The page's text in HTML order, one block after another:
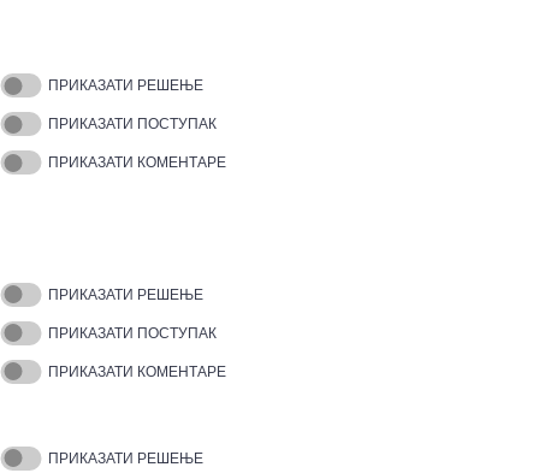
ПРИКАЗАТИ РЕШЕЊЕ
ПРИКАЗАТИ ПОСТУПАК
ПРИКАЗАТИ КОМЕНТАРЕ
ПРИКАЗАТИ РЕШЕЊЕ
ПРИКАЗАТИ ПОСТУПАК
ПРИКАЗАТИ КОМЕНТАРЕ
ПРИКАЗАТИ РЕШЕЊЕ